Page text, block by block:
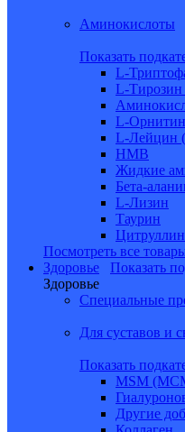
Аминокислоты
Показать
L-
L-Тирозин
L-
L-Лейцин
HMB
Жидкие
Бета-
L-Лизин
Таурин
Цитруллин
Посмотреть все
Здоровье
Показать
Здоровье
Специальные
Для суставов и
Показать
MSM
Другие